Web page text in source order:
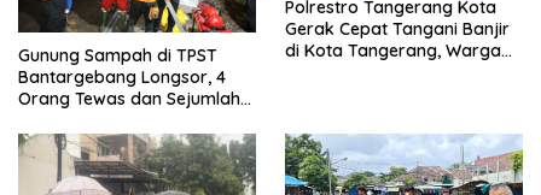
Gunung Sampah di TPST
Bantargebang Longsor, 4
Orang Tewas dan Sejumlah
Polrestro Tangerang Kota
Gerak Cepat Tangani Banjir
di Kota Tangerang, Warga